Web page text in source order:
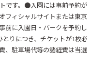
です。●入園には事前予約が
フィシャルサイトまたは東京
前に入園日・パークを予約し
りにつき、チケットが1枚必
、駐車場代等の諸経費は当選